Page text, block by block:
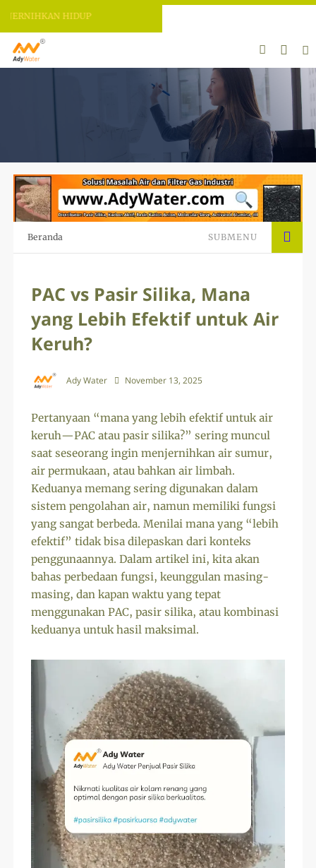
HIDUP
Beranda SUBMENU
PAC vs Pasir Silika, Mana
yang Lebih Efektif untuk Air
Keruh?
Ady Water November 13, 2025
Pertanyaan “mana yang lebih efektif untuk air
keruh—PAC atau pasir silika?” sering muncul
saat seseorang ingin menjernihkan air sumur,
air permukaan, atau bahkan air limbah.
Keduanya memang sering digunakan dalam
sistem pengolahan air, namun memiliki fungsi
yang sangat berbeda. Menilai mana yang “lebih
efektif” tidak bisa dilepaskan dari konteks
penggunaannya. Dalam artikel ini, kita akan
bahas perbedaan fungsi, keunggulan masing-
masing, dan kapan waktu yang tepat
menggunakan PAC, pasir silika, atau kombinasi
keduanya untuk hasil maksimal.